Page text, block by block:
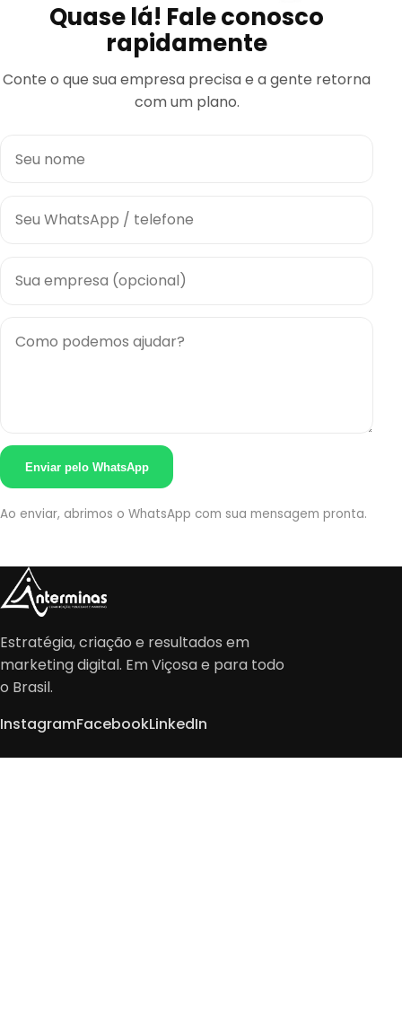
Quase lá! Fale conosco
rapidamente
Conte o que sua empresa precisa e a gente retorna
com um plano.
Enviar pelo WhatsApp
Ao enviar, abrimos o WhatsApp com sua mensagem pronta.
Estratégia, criação e resultados em
marketing digital. Em Viçosa e para todo
o Brasil.
InstagramFacebookLinkedIn